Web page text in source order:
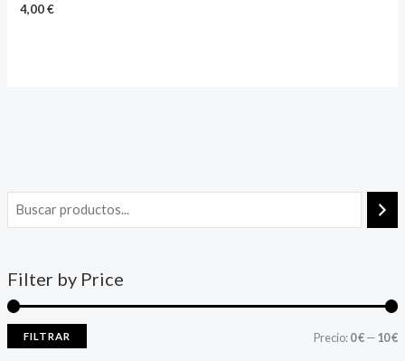
Filter by Price
FILTRAR Precio:0 €—10 €
4,00€